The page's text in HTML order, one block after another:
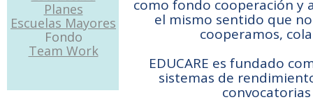
Planes
Escuelas Mayores
Fondo
Team Work
como fondo cooperación y
el mismo sentido que
cooperamos,
EDUCARE es fundado
sistemas de